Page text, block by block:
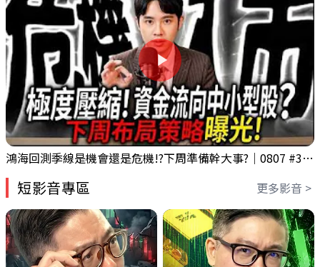
鴻海回測季線是機會還是危機!?下周準備幹大事?｜0807 #3661 #2317 #2317鴻海
短影音專區 更多影音 >